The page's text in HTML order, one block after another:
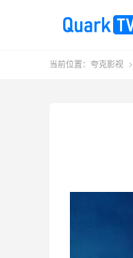
当前位置： 夸克影视 